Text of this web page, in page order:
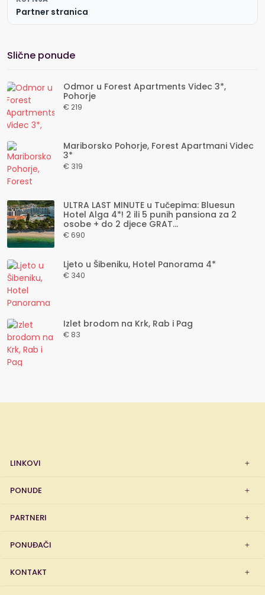
Partner stranica
Slične ponude
Odmor u Forest Apartments Videc 3*,
Pohorje
€ 219
Mariborsko Pohorje, Forest Apartmani Videc
3*
€ 319
ULTRA LAST MINUTE u Tučepima: Bluesun
Hotel Alga 4*! 2 ili 5 punih pansiona za 2
osobe + do 2 djece GRAT...
€ 690
Ljeto u Šibeniku, Hotel Panorama 4*
€ 340
Izlet brodom na Krk, Rab i Pag
€ 83
LINKOVI
PONUDE
PARTNERI
PONUĐAČI
KONTAKT